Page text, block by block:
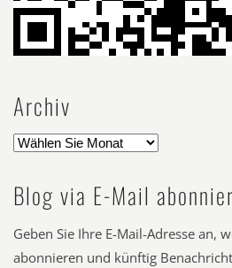
Archiv
Blog via E-Mail
Geben Sie Ihre E-Mail-Adresse an,
abonnieren und künftig